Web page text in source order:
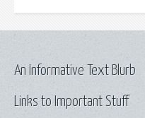
Links to Important Stuff
An Informative Text Blurb